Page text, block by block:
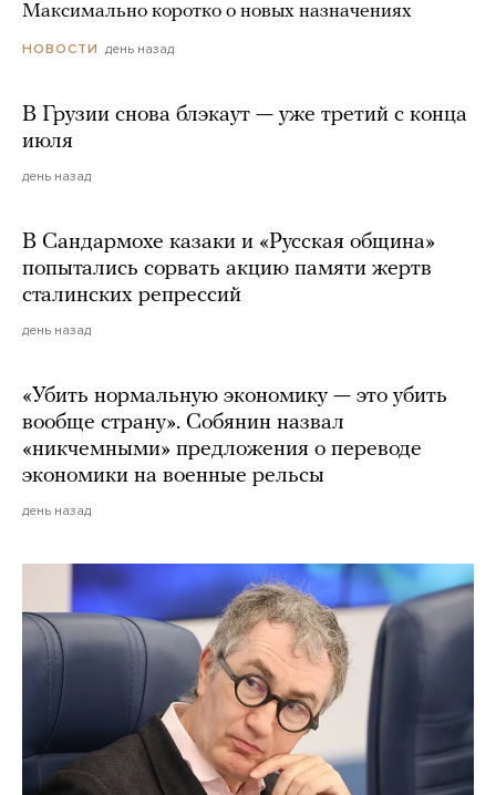
Максимально коротко о новых назначениях
НОВОСТИ день назад
В Грузии снова блэкаут — уже третий с конца
июля
день назад
В Сандармохе казаки и «Русская община»
попытались сорвать акцию памяти жертв
сталинских репрессий
день назад
«Убить нормальную экономику — это убить
вообще страну». Собянин назвал
«никчемными» предложения о переводе
экономики на военные рельсы
день назад